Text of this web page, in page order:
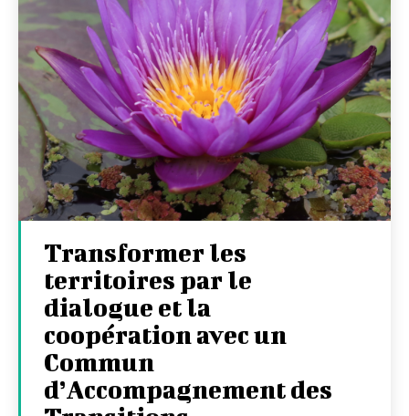
Transformer les
territoires par le
dialogue et la
coopération avec un
Commun
d’Accompagnement des